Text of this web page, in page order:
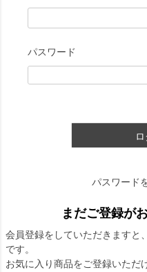
パスワード
パスワード
まだご登録が
会員登録をしていただきますと
です。
お気に入り商品をご登録いただ